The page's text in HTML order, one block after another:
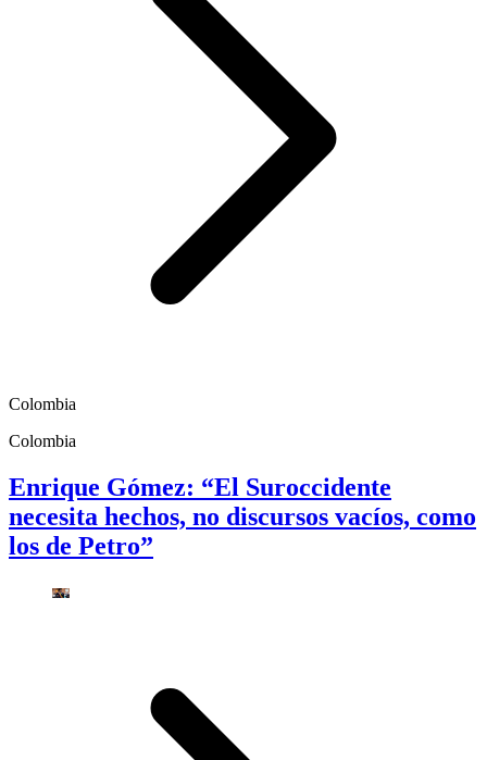
Colombia
Colombia
Enrique Gómez: “El Suroccidente
necesita hechos, no discursos vacíos, como
los de Petro”